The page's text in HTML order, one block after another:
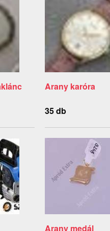
Arany karóra
35 db
Arany medál